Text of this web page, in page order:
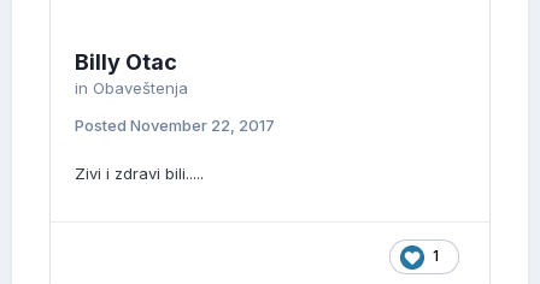
Billy Otac
in Obaveštenja
Posted November 22, 2017
Zivi i zdravi bili.....
1